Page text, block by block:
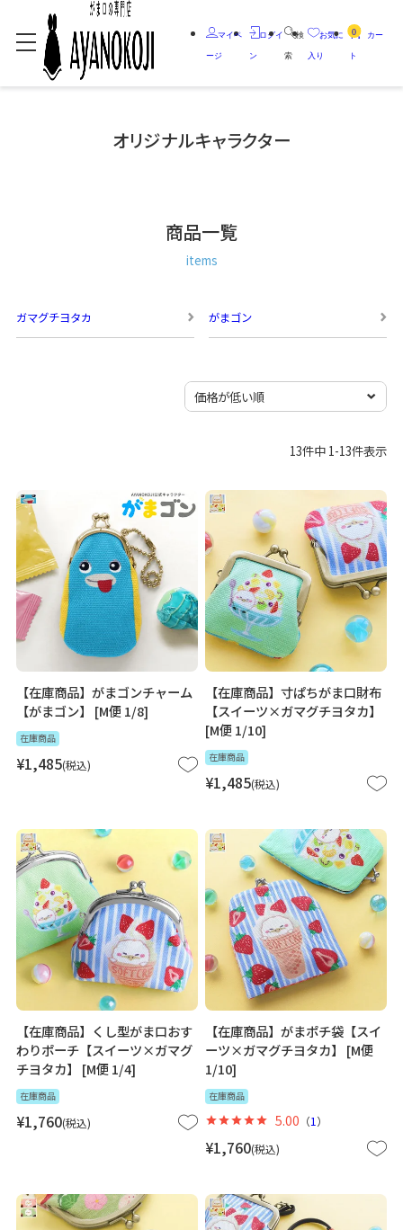
マイペ
ージ
ログイ
ン
検
索
お気に
入り
0 カー
ト
オリジナルキャラクター
商品一覧
items
ガマグチヨタカ がまゴン
13件中 1-13件表示
【在庫商品】がまゴンチャーム
【がまゴン】 [M便 1/8]
在庫商品
¥1,485 税込
【在庫商品】寸ぱちがま口財布
【スイーツ×ガマグチヨタカ】
[M便 1/10]
在庫商品
¥1,485 税込
【在庫商品】くし型がま口おす
わりポーチ【スイーツ×ガマグ
チヨタカ】 [M便 1/4]
在庫商品
¥1,760 税込
【在庫商品】がまポチ袋【スイ
ーツ×ガマグチヨタカ】 [M便
1/10]
在庫商品
¥1,760 税込
5.00 （1）